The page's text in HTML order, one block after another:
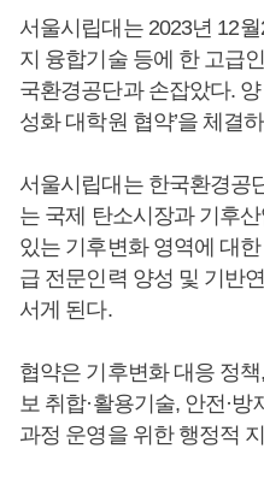
서울시립대는 2023년 12
지 융합기술 등에 한 고급
국환경공단과 손잡았다.
성화 대학원 협약’을 체결
서울시립대는 한국환경공
는 국제 탄소시장과 기후
있는 기후변화 영역에 대
급 전문인력 양성 및 기반
서게 된다.
협약은 기후변화 대응 정
보 취합·활용기술, 안전·
과정 운영을 위한 행정적